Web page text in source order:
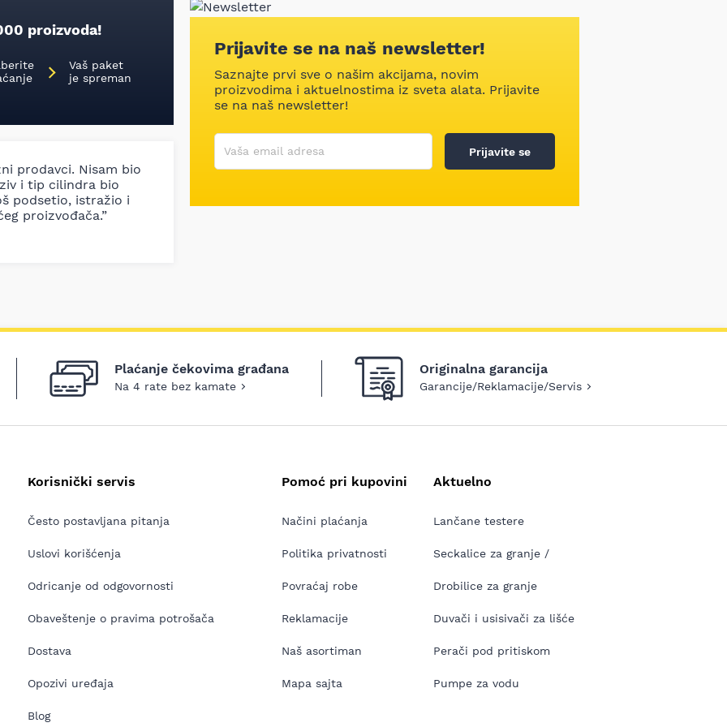
proizvoda!
Vaš paket
je spreman
prodavci. Nisam bio
i tip cilindra bio
podsetio, istražio i
proizvođača.”
Prijavite se na naš newsletter!
Saznajte prvi sve o našim akcijama, novim
proizvodima i aktuelnostima iz sveta alata. Prijavite
se na naš newsletter!
Korisničko ime
Vaša email adresa
Prijavite se
Plaćanje čekovima građana
Na 4 rate bez kamate
Originalna garancija
Garancije/Reklamacije/Servis
Korisnički servis
Često postavljana pitanja
Uslovi korišćenja
Odricanje od odgovornosti
Obaveštenje o pravima potrošača
Dostava
Opozivi uređaja
Blog
Pomoć pri kupovini
Načini plaćanja
Politika privatnosti
Povraćaj robe
Reklamacije
Naš asortiman
Mapa sajta
Aktuelno
Lančane testere
Seckalice za granje /
Drobilice za granje
Duvači i usisivači za lišće
Perači pod pritiskom
Pumpe za vodu